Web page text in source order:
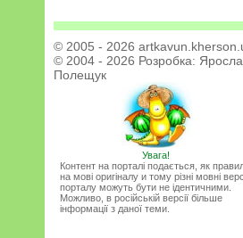
© 2005 - 2026
© 2004 - 2026 Розробка:
Полещук
Увага!
Контент на порталі подається, як
на мові оригіналу и тому різні мовні
порталу можуть бути не ідентичними.
Можливо, в російській версії більше
інформації з даної теми.